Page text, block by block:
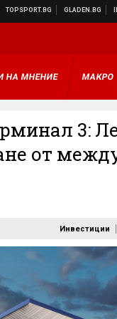
НА МНЕНИЕ МАКРО
3:
от
Инвестиции